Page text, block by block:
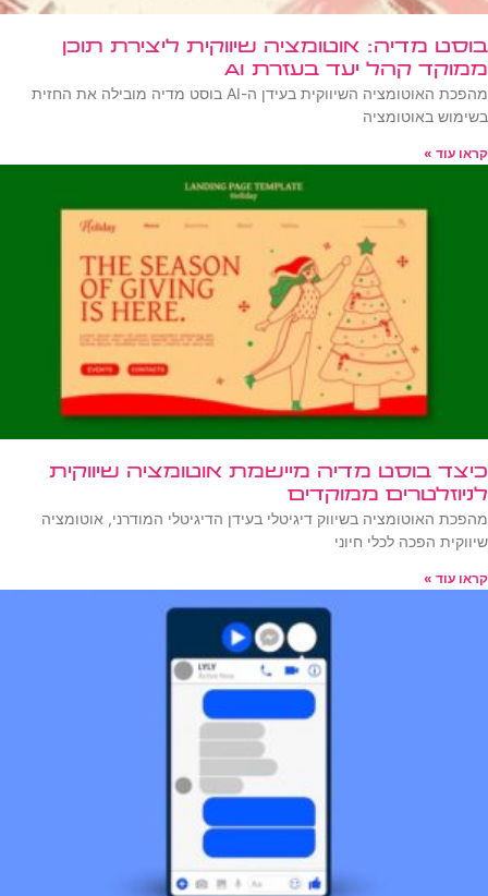
בוסט מדיה: אוטומציה שיווקית ליצירת תוכן
ממוקד קהל יעד בעזרת AI
מהפכת האוטומציה השיווקית בעידן ה-AI בוסט מדיה מובילה את החזית
בשימוש באוטומציה
קראו עוד »
כיצד בוסט מדיה מיישמת אוטומציה שיווקית
לניוזלטרים ממוקדים
מהפכת האוטומציה בשיווק דיגיטלי בעידן הדיגיטלי המודרני, אוטומציה
שיווקית הפכה לכלי חיוני
קראו עוד »